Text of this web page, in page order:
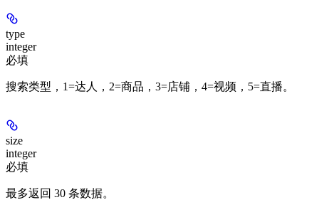
type
integer
必填
搜索类型，1=达人，2=商品，3=店铺，4=视频，5=直播。
size
integer
必填
最多返回 30 条数据。